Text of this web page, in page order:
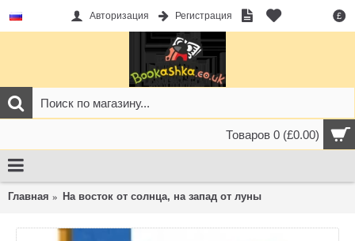
£
Авторизация Регистрация
Товаров 0 (£0.00)
Главная На восток от солнца, на запад от луны